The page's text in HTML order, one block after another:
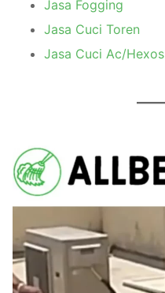
Jasa Fogging
Jasa Cuci Toren
Jasa Cuci Ac/Hexos